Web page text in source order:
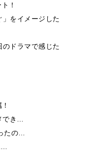
！
をイメージした
のドラマで感じた
でき…
たの…